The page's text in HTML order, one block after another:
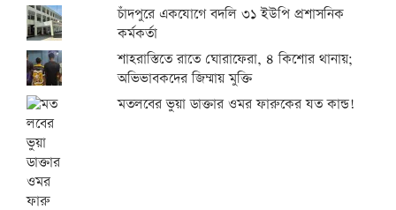
চাঁদপুরে একযোগে বদলি ৩১ ইউপি প্রশাসনিক
কর্মকর্তা
শাহরাস্তিতে রাতে ঘোরাফেরা, ৪ কিশোর থানায়;
অভিভাবকদের জিম্মায় মুক্তি
মতলবের ভুয়া ডাক্তার ওমর ফারুকের যত কান্ড!